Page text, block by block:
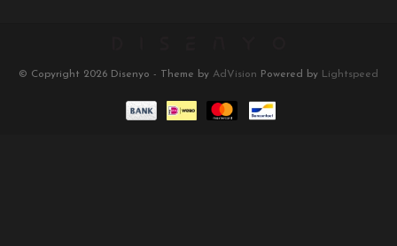
© Copyright 2026 Disenyo - Theme by AdVision Powered by Lightspeed